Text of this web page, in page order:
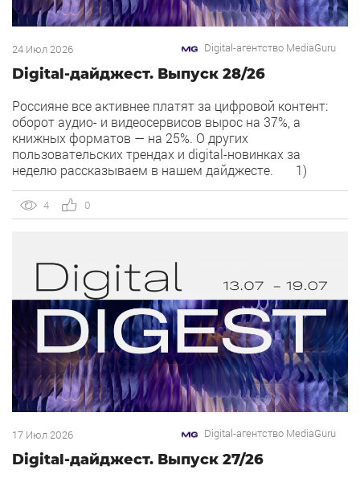
24 Июл 2026 Digital-агентство MediaGuru
Digital-дайджест. Выпуск 28/26
Россияне все активнее платят за цифровой контент:
оборот аудио- и видеосервисов вырос на 37%, а
книжных форматов — на 25%. О других
пользовательских трендах и digital-новинках за
неделю рассказываем в нашем дайджесте. 1)
Яндекса. Рекламная сеть Яндекса запускает формат
Overlay, который показывает рекламу поверх контента,
4 0
17 Июл 2026 Digital-агентство MediaGuru
Digital-дайджест. Выпуск 27/26